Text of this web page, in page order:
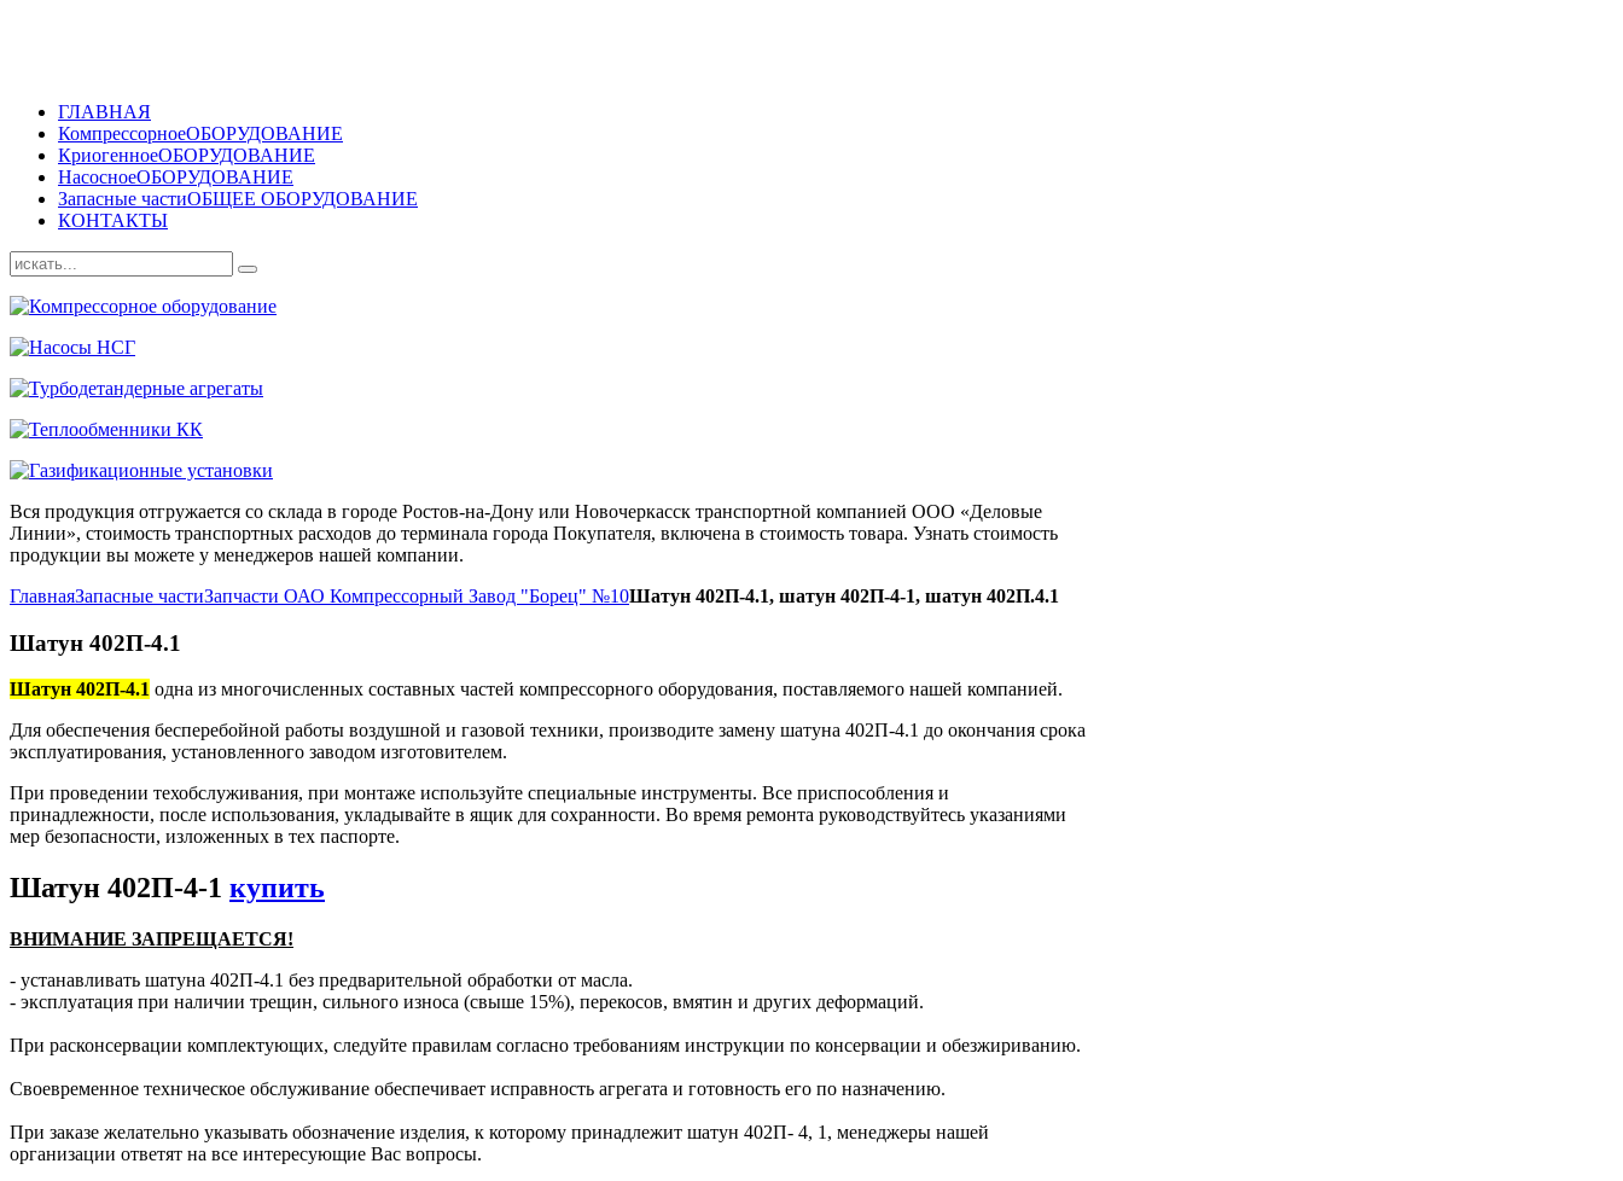
ГЛАВНАЯ
КомпрессорноеОБОРУДОВАНИЕ
КриогенноеОБОРУДОВАНИЕ
НасосноеОБОРУДОВАНИЕ
Запасные частиОБЩЕЕ ОБОРУДОВАНИЕ
КОНТАКТЫ
Вся продукция отгружается со склада в городе Ростов-на-Дону или Новочеркасск транспортной компанией ООО «Деловые
Линии», стоимость транспортных расходов до терминала города Покупателя, включена в стоимость товара. Узнать стоимость
продукции вы можете у менеджеров нашей компании.
ГлавнаяЗапасные частиЗапчасти ОАО Компрессорный Завод "Борец" №10Шатун 402П-4.1, шатун 402П-4-1, шатун 402П.4.1
Шатун 402П-4.1
Шатун 402П-4.1 одна из многочисленных составных частей компрессорного оборудования, поставляемого нашей компанией.
Для обеспечения бесперебойной работы воздушной и газовой техники, производите замену шатуна 402П-4.1 до окончания срока
эксплуатирования, установленного заводом изготовителем.
При проведении техобслуживания, при монтаже используйте специальные инструменты. Все приспособления и
принадлежности, после использования, укладывайте в ящик для сохранности. Во время ремонта руководствуйтесь указаниями
мер безопасности, изложенных в тех паспорте.
Шатун 402П-4-1 купить
ВНИМАНИЕ ЗАПРЕЩАЕТСЯ!
- устанавливать шатуна 402П-4.1 без предварительной обработки от масла.
- эксплуатация при наличии трещин, сильного износа (свыше 15%), перекосов, вмятин и других деформаций.
При расконсервации комплектующих, следуйте правилам согласно требованиям инструкции по консервации и обезжириванию.
Своевременное техническое обслуживание обеспечивает исправность агрегата и готовность его по назначению.
При заказе желательно указывать обозначение изделия, к которому принадлежит шатун 402П- 4, 1, менеджеры нашей
организации ответят на все интересующие Вас вопросы.